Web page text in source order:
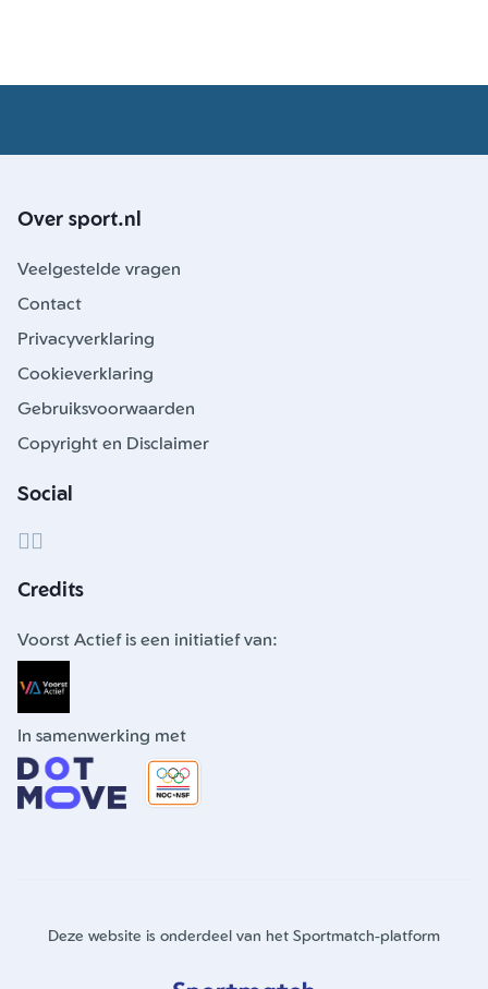
Over sport.nl
Veelgestelde vragen
Contact
Privacyverklaring
Cookieverklaring
Gebruiksvoorwaarden
Copyright en Disclaimer
Social
Credits
Voorst Actief is een initiatief van:
In samenwerking met
Deze website is onderdeel van het Sportmatch-platform